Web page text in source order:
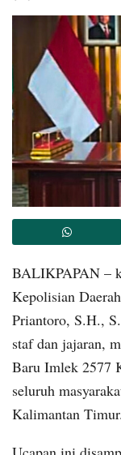
BALIKPAPAN –
Kepolisian
Priantoro, S.H.,
staf dan jajaran,
Baru Imlek 2577
seluruh
Kalimantan Timur.